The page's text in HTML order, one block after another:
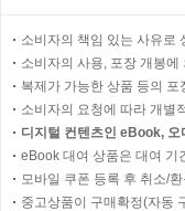
소비자의 책임 있는 사유로
소비자의 사용, 포장 개봉
복제가 가능한 상품 등의
소비자의 요청에 따라 개별
디지털 컨텐츠인 eBook,
eBook 대여 상품은 대여 기
모바일 쿠폰 등록 후 취소/
중고상품이 구매확정(자동